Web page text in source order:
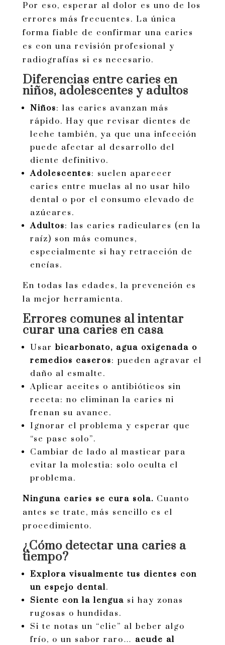
Por eso, esperar al dolor es uno de los
errores más frecuentes. La única
forma fiable de confirmar una caries
es con una revisión profesional y
radiografías si es necesario.
Diferencias entre caries en
niños, adolescentes y adultos
Niños: las caries avanzan más
rápido. Hay que revisar dientes de
leche también, ya que una infección
puede afectar al desarrollo del
diente definitivo.
Adolescentes: suelen aparecer
caries entre muelas al no usar hilo
dental o por el consumo elevado de
azúcares.
Adultos: las caries radiculares (en la
raíz) son más comunes,
especialmente si hay retracción de
encías.
En todas las edades, la prevención es
la mejor herramienta.
Errores comunes al intentar
curar una caries en casa
Usar bicarbonato, agua oxigenada o
remedios caseros: pueden agravar el
daño al esmalte.
Aplicar aceites o antibióticos sin
receta: no eliminan la caries ni
frenan su avance.
Ignorar el problema y esperar que
“se pase solo”.
Cambiar de lado al masticar para
evitar la molestia: solo oculta el
problema.
Ninguna caries se cura sola. Cuanto
antes se trate, más sencillo es el
procedimiento.
¿Cómo detectar una caries a
tiempo?
Explora visualmente tus dientes con
un espejo dental.
Siente con la lengua si hay zonas
rugosas o hundidas.
Si te notas un “clic” al beber algo
frío, o un sabor raro… acude al